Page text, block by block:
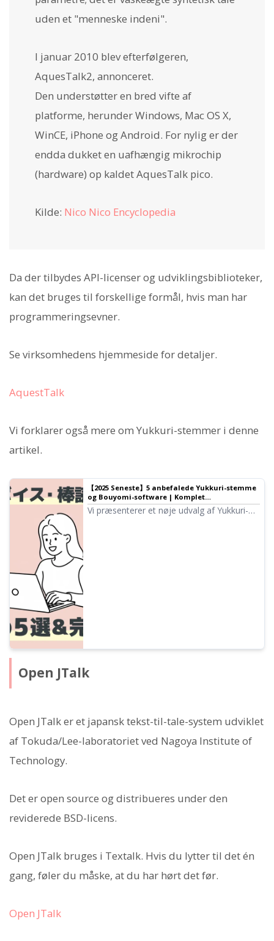
uden et "menneske indeni".
I januar 2010 blev efterfølgeren,
AquesTalk2, annonceret.
Den understøtter en bred vifte af
platforme, herunder Windows, Mac OS X,
WinCE, iPhone og Android. For nylig er der
endda dukket en uafhængig mikrochip
(hardware) op kaldet AquesTalk pico.
Kilde: Nico Nico Encyclopedia
Da der tilbydes API-licenser og udviklingsbiblioteker,
kan det bruges til forskellige formål, hvis man har
programmeringsevner.
Se virksomhedens hjemmeside for detaljer.
AquestTalk
Vi forklarer også mere om Yukkuri-stemmer i denne
artikel.
【2025 Seneste】5 anbefalede Yukkuri-stemme
og Bouyomi-software | Komplet
sammenligning af PC og smartphone-apps |
Tekst-til-tale-software Ondoku
Vi præsenterer et nøje udvalg af Yukkuri-
Open JTalk
Open JTalk er et japansk tekst-til-tale-system udviklet
af Tokuda/Lee-laboratoriet ved Nagoya Institute of
Technology.
Det er open source og distribueres under den
reviderede BSD-licens.
Open JTalk bruges i Textalk. Hvis du lytter til det én
gang, føler du måske, at du har hørt det før.
Open JTalk